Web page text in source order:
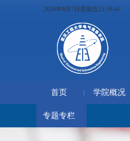
2026年8月7日星期五23:59:45
首页 | 学院概况
专题专栏